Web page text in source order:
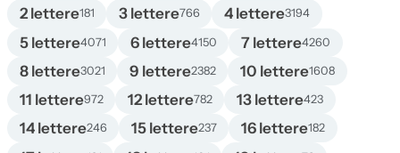
2 lettere181 3 lettere766 4 lettere3194
5 lettere4071 6 lettere4150 7 lettere4260
8 lettere3021 9 lettere2382 10 lettere1608
11 lettere972 12 lettere782 13 lettere423
14 lettere246 15 lettere237 16 lettere182